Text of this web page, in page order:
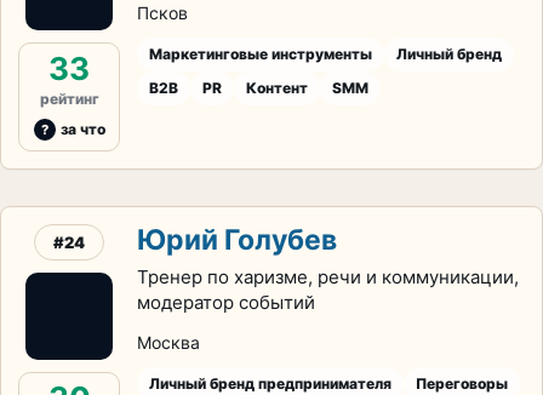
33
рейтинг
за что
Псков
Маркетинговые инструменты
Личный бренд
B2B
PR Контент SMM
#24 Юрий Голубев
Тренер по харизме, речи и коммуникации,
модератор событий
Москва
Личный бренд предпринимателя Переговоры